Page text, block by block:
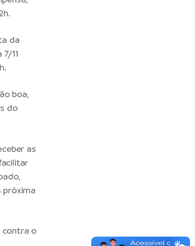
da
11
boa,
do
as
próxima
contra o